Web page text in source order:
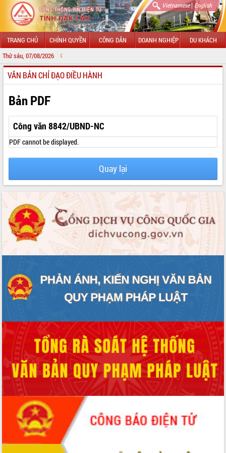
Vietnamese| English
TRANG CHỦ CHÍNH QUYỀN CÔNG DÂN DOANH NGHIỆP DU KHÁCH
Thứ sáu, 07/08/2026
GIỚI THIỆU
LÃNH ĐẠO UBND TỈNH
TIN TỨC SỰ KIỆN
SỞ, BAN, NGÀNH
UBND CÁC XÃ, PHƯỜNG
THÔNG TIN CHỈ ĐẠO ĐIỀU HÀNH
VĂN BẢN HĐND TỈNH
ĐIỂM TIN VĂN BẢN
VĂN BẢN CHỈ ĐẠO ĐIỀU HÀNH
Bản PDF
Công văn 8842/UBND-NC
PDF cannot be displayed.
Quay lại